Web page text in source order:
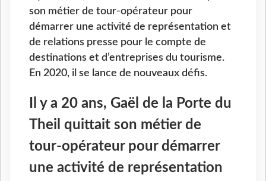
son métier de tour-opérateur pour
démarrer une activité de représentation et
de relations presse pour le compte de
destinations et d’entreprises du tourisme.
En 2020, il se lance de nouveaux défis.
Il y a 20 ans, Gaël de la Porte du
Theil quittait son métier de
tour-opérateur pour démarrer
une activité de représentation